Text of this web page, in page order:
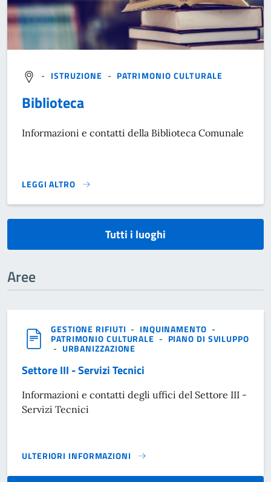
- ISTRUZIONE - PATRIMONIO CULTURALE
Biblioteca
Informazioni e contatti della Biblioteca Comunale
LEGGI ALTRO
}
Tutti i luoghi
Aree
GESTIONE RIFIUTI - INQUINAMENTO -
PATRIMONIO CULTURALE - PIANO DI SVILUPPO
- URBANIZZAZIONE
Settore III - Servizi Tecnici
Informazioni e contatti degli uffici del Settore III -
Servizi Tecnici
ULTERIORI INFORMAZIONI
SETTORE III - SERVIZI TECNICI}